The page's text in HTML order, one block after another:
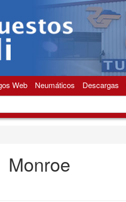
Web Neumáticos Descargas
Monroe